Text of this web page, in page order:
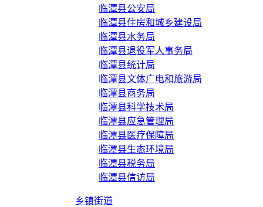
临潭县公安局
临潭县住房和城乡建设局
临潭县水务局
临潭县退役军人事务局
临潭县统计局
临潭县文体广电和旅游局
临潭县商务局
临潭县科学技术局
临潭县应急管理局
临潭县医疗保障局
临潭县生态环境局
临潭县税务局
临潭县信访局
乡镇街道